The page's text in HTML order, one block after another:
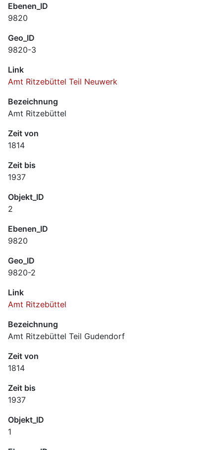
Ebenen_ID
9820
Geo_ID
9820-3
Link
Amt Ritzebüttel Teil Neuwerk
Bezeichnung
Amt Ritzebüttel
Zeit von
1814
Zeit bis
1937
Objekt_ID
2
Ebenen_ID
9820
Geo_ID
9820-2
Link
Amt Ritzebüttel
Bezeichnung
Amt Ritzebüttel Teil Gudendorf
Zeit von
1814
Zeit bis
1937
Objekt_ID
1